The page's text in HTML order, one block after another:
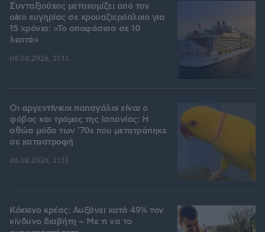
Συνταξιούχος μετακομίζει από τον
οίκο ευγηρίας σε κρουαζιερόπλοιο για
15 χρόνια: «Το αποφάσισα σε 10
λεπτά»
06.08.2026, 21:13
Οι αργεντίνικοι παπαγάλοι είναι ο
φόβος και τρόμος της Ισπανίας: Η
αθώα μόδα των '70s που μετατράπηκε
σε καταστροφή
06.08.2026, 21:13
Κόκκινο κρέας: Αυξάνει κατά 49% τον
κίνδυνο διαβήτη – Με τι να το